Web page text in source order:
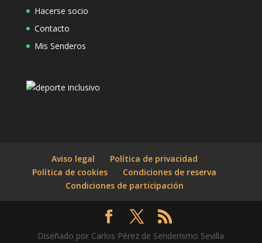
Hacerse socio
Contacto
Mis Senderos
Aviso legal
Política de privacidad
Política de cookies
Condiciones de reserva
Condiciones de participación
Diseñado por Carlos Pérez de Senderismo Sevilla